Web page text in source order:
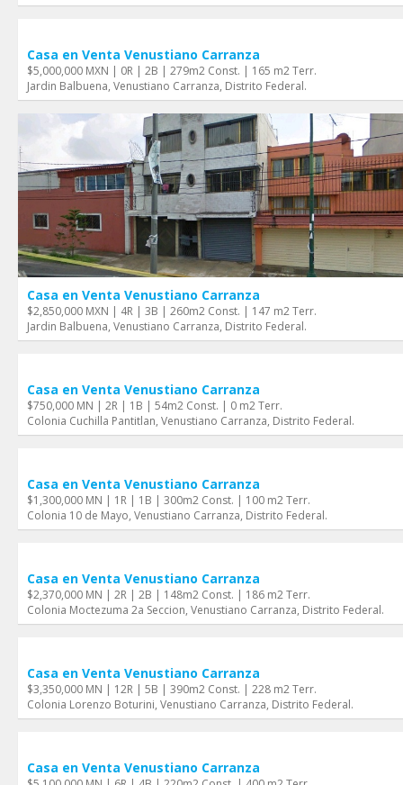
Casa en Venta Venustiano Carranza
$5,000,000 MXN | 0R | 2B | 279m2 Const. | 165 m2 Terr.
Jardi­n Balbuena, Venustiano Carranza, Distrito Federal.
Casa en Venta Venustiano Carranza
$2,850,000 MXN | 4R | 3B | 260m2 Const. | 147 m2 Terr.
Jardin Balbuena, Venustiano Carranza, Distrito Federal.
Casa en Venta Venustiano Carranza
$750,000 MN | 2R | 1B | 54m2 Const. | 0 m2 Terr.
Colonia Cuchilla Pantitlan, Venustiano Carranza, Distrito Federal.
Casa en Venta Venustiano Carranza
$1,300,000 MN | 1R | 1B | 300m2 Const. | 100 m2 Terr.
Colonia 10 de Mayo, Venustiano Carranza, Distrito Federal.
Casa en Venta Venustiano Carranza
$2,370,000 MN | 2R | 2B | 148m2 Const. | 186 m2 Terr.
Colonia Moctezuma 2a Seccion, Venustiano Carranza, Distrito Federal.
Casa en Venta Venustiano Carranza
$3,350,000 MN | 12R | 5B | 390m2 Const. | 228 m2 Terr.
Colonia Lorenzo Boturini, Venustiano Carranza, Distrito Federal.
Casa en Venta Venustiano Carranza